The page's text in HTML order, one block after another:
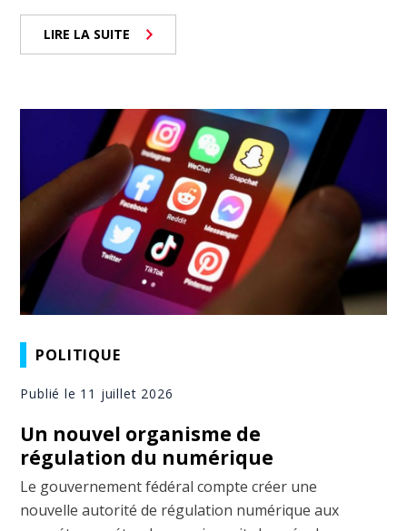
LIRE LA SUITE
POLITIQUE
Publié le 11 juillet 2026
Un nouvel organisme de
régulation du numérique
Le gouvernement fédéral compte créer une
nouvelle autorité de régulation numérique aux